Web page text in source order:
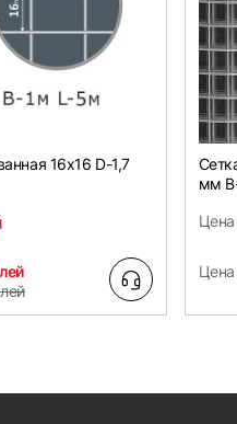
16х16 D-1,7
мм
Цена